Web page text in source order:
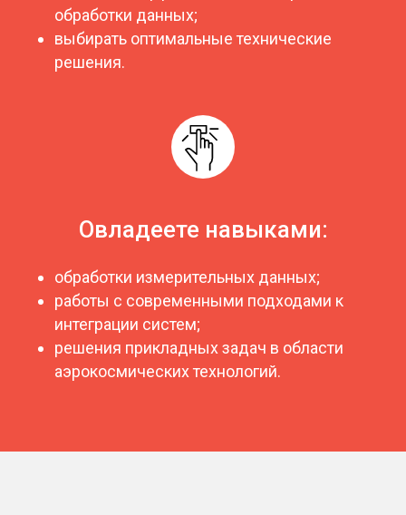
обработки данных;
выбирать оптимальные технические
решения.
Овладеете навыками:
обработки измерительных данных;
работы с современными подходами к
интеграции систем;
решения прикладных задач в области
аэрокосмических технологий.